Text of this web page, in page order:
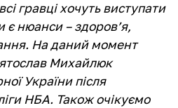
гравці хочуть виступати
є нюанси – здоровʼя,
На даний момент
Михайлюк
України після
НБА. Також очікуємо